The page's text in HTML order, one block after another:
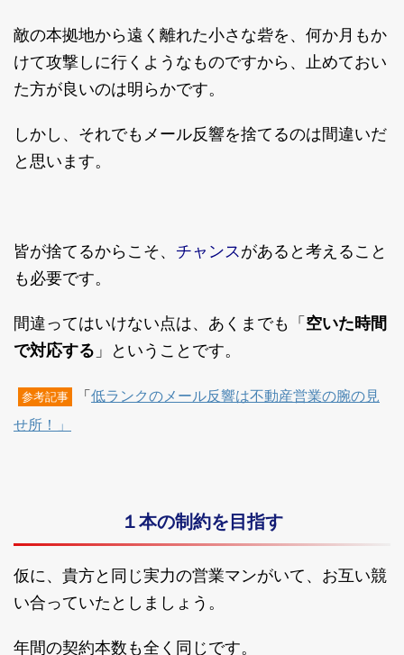
敵の本拠地から遠く離れた小さな砦を、何か月もか
けて攻撃しに行くようなものですから、止めておい
た方が良いのは明らかです。
しかし、それでもメール反響を捨てるのは間違いだ
と思います。
皆が捨てるからこそ、 チャンス があると考えること
も必要です。
間違ってはいけない点は、あくまでも「 空いた時間
で対応する 」ということです。
参考記事 「低ランクのメール反響は不動産営業の腕の見
せ所！」
１本の制約を目指す
仮に、貴方と同じ実力の営業マンがいて、お互い競
い合っていたとしましょう。
年間の契約本数も全く同じです。